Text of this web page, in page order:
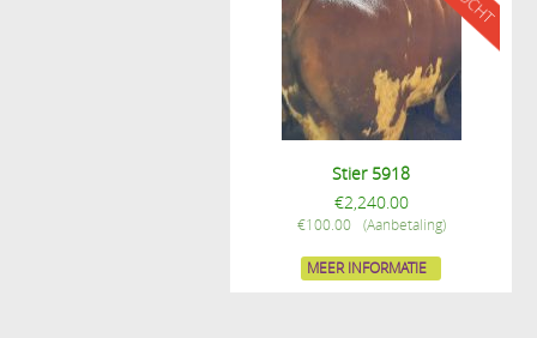
Stier 5918
€2,240.00
€100.00
MEER INFORMATIE